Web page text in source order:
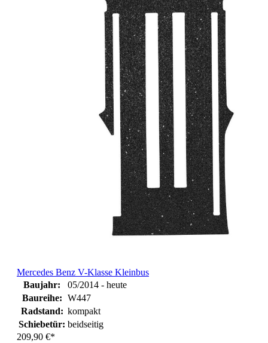
Mercedes Benz V-Klasse Kleinbus
Baujahr:
05/2014 - heute
Baureihe: W447
Radstand: kompakt
Schiebetür: beidseitig
209,90 €*